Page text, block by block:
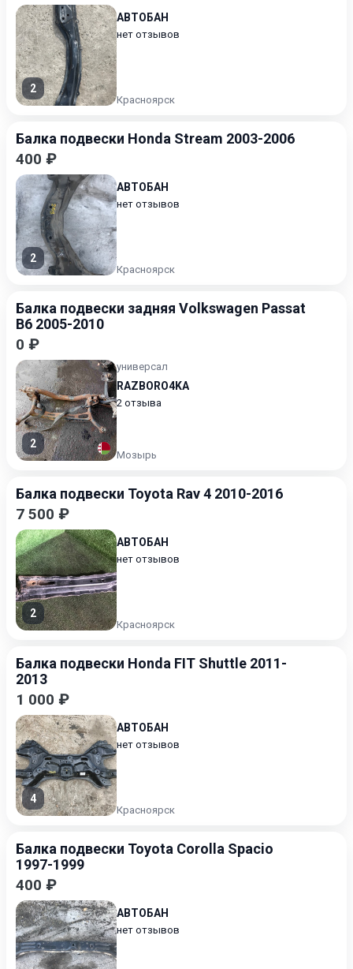
2
АВТОБАН
нет отзывов
Красноярск
Балка подвески Honda Stream 2003-2006
400 ₽
2
АВТОБАН
нет отзывов
Красноярск
Балка подвески задняя Volkswagen Passat
B6 2005-2010
0 ₽
2
универсал
RAZBORO4KA
2 отзыва
Мозырь
Балка подвески Toyota Rav 4 2010-2016
7 500 ₽
2
АВТОБАН
нет отзывов
Красноярск
Балка подвески Honda FIT Shuttle 2011-
2013
1 000 ₽
4
АВТОБАН
нет отзывов
Красноярск
Балка подвески Toyota Corolla Spacio
1997-1999
400 ₽
АВТОБАН
нет отзывов